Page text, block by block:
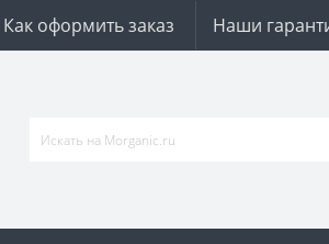
Как оформить заказ Наши